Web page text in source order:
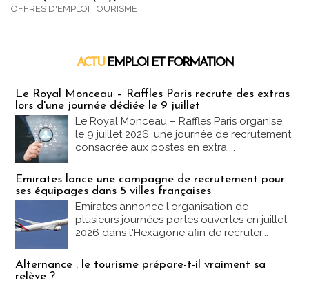
OFFRES D'EMPLOI TOURISME
ACTU EMPLOI ET FORMATION
Le Royal Monceau – Raffles Paris recrute des extras
lors d'une journée dédiée le 9 juillet
Le Royal Monceau – Raffles Paris organise,
le 9 juillet 2026, une journée de recrutement
consacrée aux postes en extra....
Emirates lance une campagne de recrutement pour
ses équipages dans 5 villes françaises
Emirates annonce l'organisation de
plusieurs journées portes ouvertes en juillet
2026 dans l'Hexagone afin de recruter...
Alternance : le tourisme prépare-t-il vraiment sa
relève ?